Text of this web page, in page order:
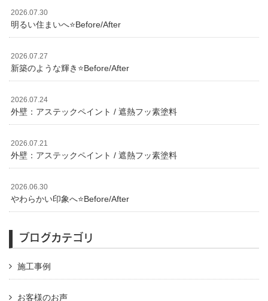
2026.07.30
明るい住まいへ⭐️Before/After
2026.07.27
新築のような輝き⭐️Before/After
2026.07.24
外壁：アステックペイント / 遮熱フッ素塗料
2026.07.21
外壁：アステックペイント / 遮熱フッ素塗料
2026.06.30
やわらかい印象へ⭐️Before/After
ブログカテゴリ
施工事例
お客様のお声